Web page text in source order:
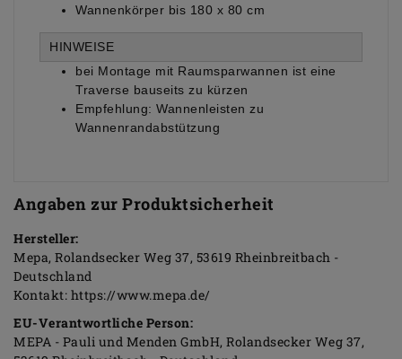
Wannenkörper bis 180 x 80 cm
HINWEISE
bei Montage mit Raumsparwannen ist eine
Traverse bauseits zu kürzen
Empfehlung: Wannenleisten zu
Wannenrandabstützung
Angaben zur Produktsicherheit
Hersteller:
Mepa Rolandsecker Weg 37 53619 Rheinbreitbach
Deutschland
Kontakt: https://www.mepa.de/
EU-Verantwortliche Person:
MEPA - Pauli und Menden GmbH Rolandsecker Weg 37